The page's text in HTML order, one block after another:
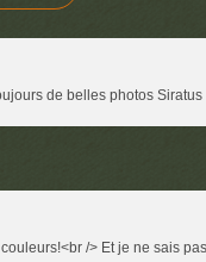
de belles photos Siratus
/> Et je ne sais